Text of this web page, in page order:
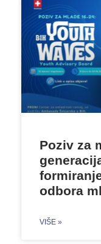
Poziv za
odbora
VIŠE »